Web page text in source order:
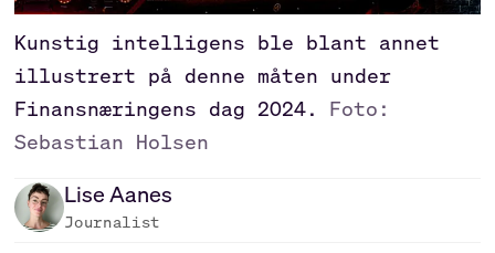
Kunstig intelligens ble blant annet
illustrert på denne måten under
Finansnæringens dag 2024.
Foto:
Sebastian Holsen
LiseAanes
Journalist